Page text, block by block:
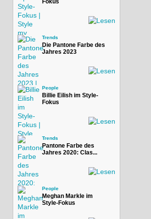
Fokus
Trends
Die Pantone Farbe des
Jahres 2023
People
Billie Eilish im Style-
Fokus
Trends
Pantone Farbe des
Jahres 2020: Clas...
People
Meghan Markle im
Style-Fokus